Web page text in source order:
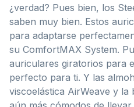
¿verdad? Pues bien, los
saben muy bien. Estos
para adaptarse
su ComfortMAX System.
auriculares giratorios para
perfecto para ti. Y las
viscoelástica AirWeave y la